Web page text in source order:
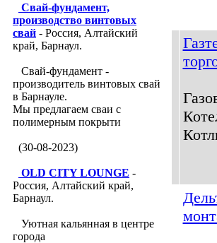
Свай-фундамент,
производство винтовых
свай - Россия, Алтайский
край, Барнаул.
Свай-фундамент -
производитель винтовых свай
в Барнауле.
Мы предлагаем сваи с
полимерным покрыти
(30-08-2023)
OLD CITY LOUNGE -
Россия, Алтайский край,
Барнаул.
Уютная кальянная в центре
города